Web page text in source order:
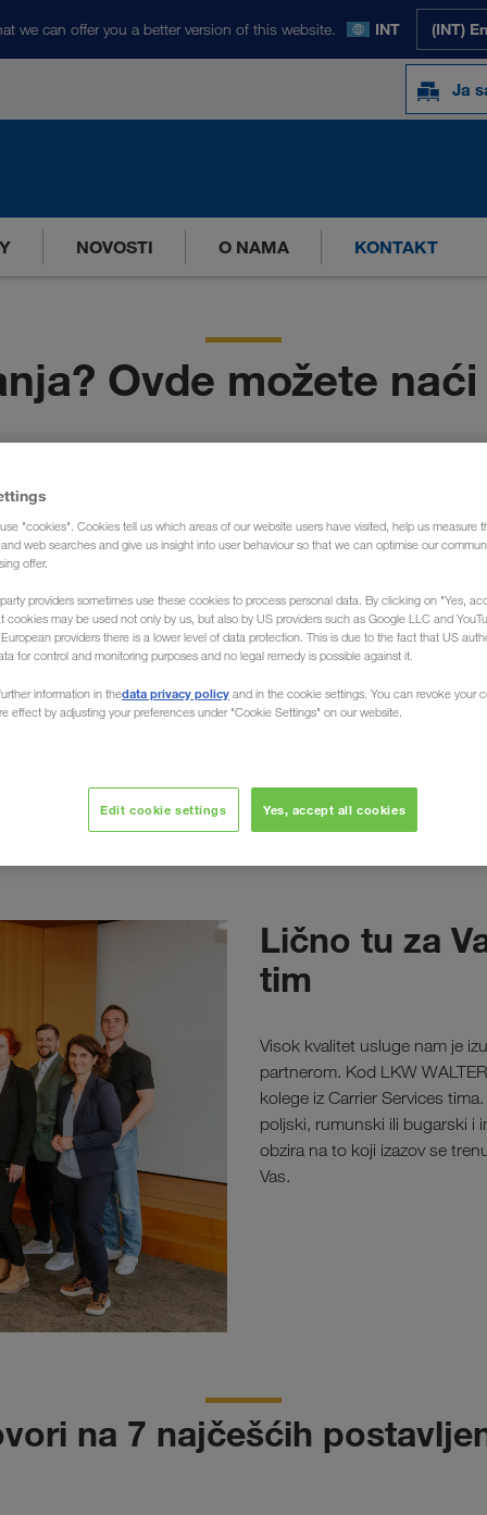
we can offer you a better version of this website. INT (INT)
Ja
NOVOSTI O NAMA KONTAKT
Ovde možete
Evrope ili već sarađujete sa LKW WALTER-om – naš
postavljana pitanja (FAQ).
Lično tu za
tim
Visok kvalitet usluge nam je
partnerom. Kod LKW
kolege iz Carrier Services
poljski, rumunski ili bugarski i
obzira na to koji izazov se
Vas.
na 7 najčešćih
"cookies". Cookies tell us which areas of our website users have visited, help us measure
web searches and give us insight into user behaviour so that we can optimise our
offer.
providers sometimes use these cookies to process personal data. By clicking on "Yes,
cookies may be used not only by us, but also by US providers such as Google LLC and
providers there is a lower level of data protection. This is due to the fact that US
for control and monitoring purposes and no legal remedy is possible against it.
information in thedata privacy policy and in the cookie settings. You can revoke your
effect by adjusting your preferences under "Cookie Settings" on our website.
Edit cookie settings Yes, accept all cookies